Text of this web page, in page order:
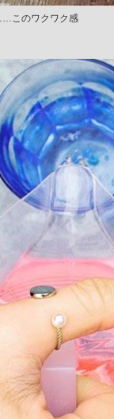
このワクワク感